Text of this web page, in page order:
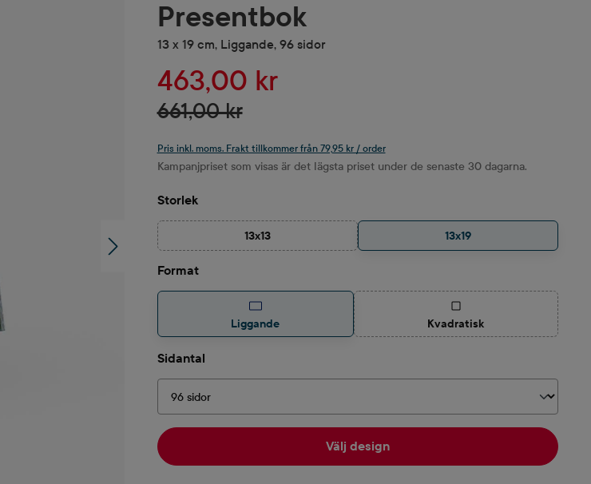
Presentbok
13 x 19 cm, Liggande, 96 sidor
463,00 kr
661,00 kr
Pris inkl. moms. Frakt tillkommer från 79,95 kr / order
Kampanjpriset som visas är det lägsta priset under de senaste 30 dagarna.
Välj
Storlek
13x13
(Det här alternativet är för närvarande inte tillgängligt.)
13x19
Välj
Format
Liggande Kvadratisk(Det här alternativet är för
Välj
Sidantal
Välj design